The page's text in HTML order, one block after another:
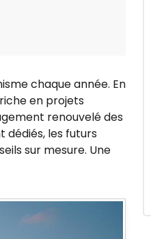
chaque année. En
en projets
renouvelé des
dédiés, les futurs
sur mesure. Une